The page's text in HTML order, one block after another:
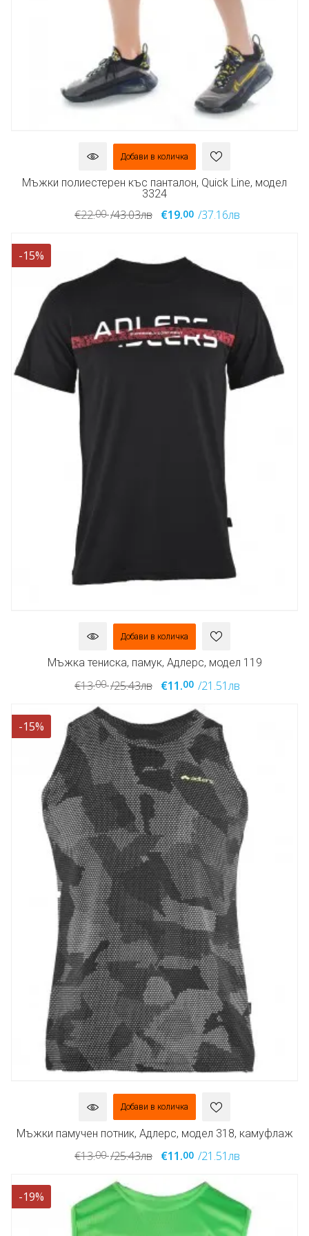
Добави в количка
Мъжки полиестерен къс панталон, Quick Line, модел
3324
€22.00 /43.03лв €19.00 /37.16лв
-15%
Добави в количка
Мъжка тениска, памук, Адлерс, модел 119
€13.00 /25.43лв €11.00 /21.51лв
-15%
Добави в количка
Мъжки памучен потник, Адлерс, модел 318, камуфлаж
€13.00 /25.43лв €11.00 /21.51лв
-19%